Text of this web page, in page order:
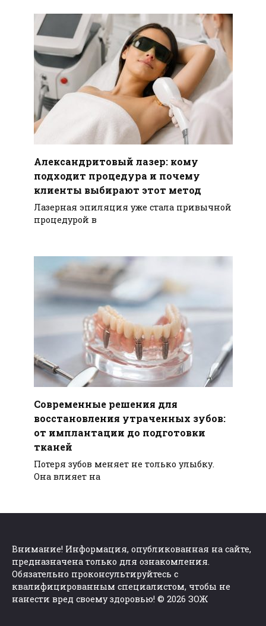
Александритовый лазер: кому
подходит процедура и почему
клиенты выбирают этот метод
Лазерная эпиляция уже стала привычной
процедурой в
Современные решения для
восстановления утраченных зубов:
от имплантации до подготовки
тканей
Потеря зубов меняет не только улыбку.
Она влияет на
Внимание! Информация, опубликованная на сайте,
предназначена только для ознакомления.
Обязательно проконсультируйтесь с
квалифицированным специалистом, чтобы не
нанести вред своему здоровью! © 2026 ЗОЖ